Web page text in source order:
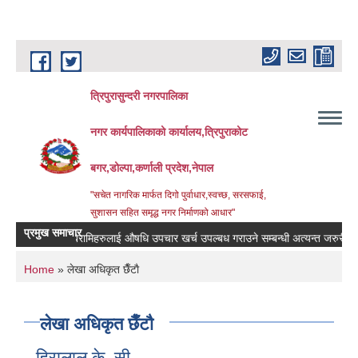
Skip to main content
त्रिपुरासुन्दरी नगरपालिका
नगर कार्यपालिकाको कार्यालय,त्रिपुराकोट
बगर,डोल्पा,कर्णाली प्रदेश,नेपाल
"सचेत नागरिक मार्फत दिगो पुर्वाधार,स्वच्छ, सरसफाई,
सुशासन सहित समृद्ध नगर निर्माणको आधार"
प्रमुख समाचार
बिरामिहरुलाई ‍‌औषधि उपचार खर्च उपल्बध गराउने सम्बन्धी अत्यन्त जरुरी सुचना ।
You are here
Home » लेखा अधिकृत छैँटाै
लेखा अधिकृत छैँटाै